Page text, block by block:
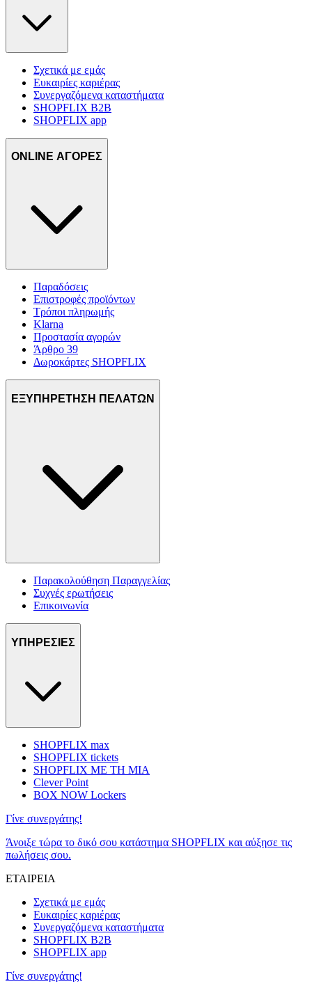
Σχετικά με εμάς
Ευκαιρίες καριέρας
Συνεργαζόμενα καταστήματα
SHOPFLIX B2B
SHOPFLIX app
ONLINE ΑΓΟΡΕΣ
Παραδόσεις
Επιστροφές προϊόντων
Τρόποι πληρωμής
Klarna
Προστασία αγορών
Άρθρο 39
Δωροκάρτες SHOPFLIX
ΕΞΥΠΗΡΕΤΗΣΗ ΠΕΛΑΤΩΝ
Παρακολούθηση Παραγγελίας
Συχνές ερωτήσεις
Επικοινωνία
ΥΠΗΡΕΣΙΕΣ
SHOPFLIX max
SHOPFLIX tickets
SHOPFLIX ΜΕ ΤΗ ΜΙΑ
Clever Point
BOX NOW Lockers
Γίνε συνεργάτης!
Άνοιξε τώρα το δικό σου κατάστημα SHOPFLIX και αύξησε τις
πωλήσεις σου.
ΕΤΑΙΡΕΙΑ
Σχετικά με εμάς
Ευκαιρίες καριέρας
Συνεργαζόμενα καταστήματα
SHOPFLIX B2B
SHOPFLIX app
Γίνε συνεργάτης!